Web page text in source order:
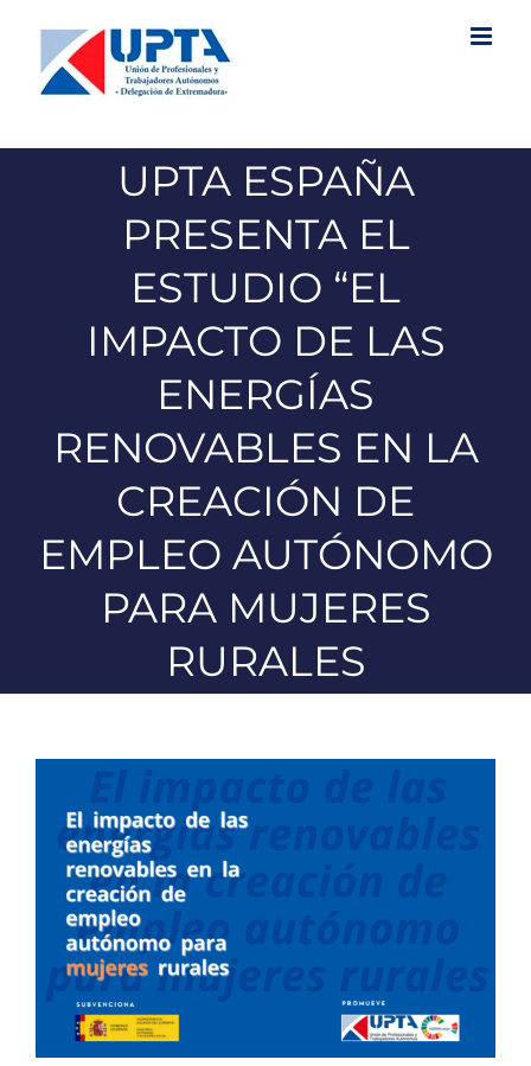
contenido
UPTA ESPAÑA
PRESENTA EL
ESTUDIO “EL
IMPACTO DE LAS
ENERGÍAS
RENOVABLES EN LA
CREACIÓN DE
EMPLEO AUTÓNOMO
PARA MUJERES
RURALES
más
grande